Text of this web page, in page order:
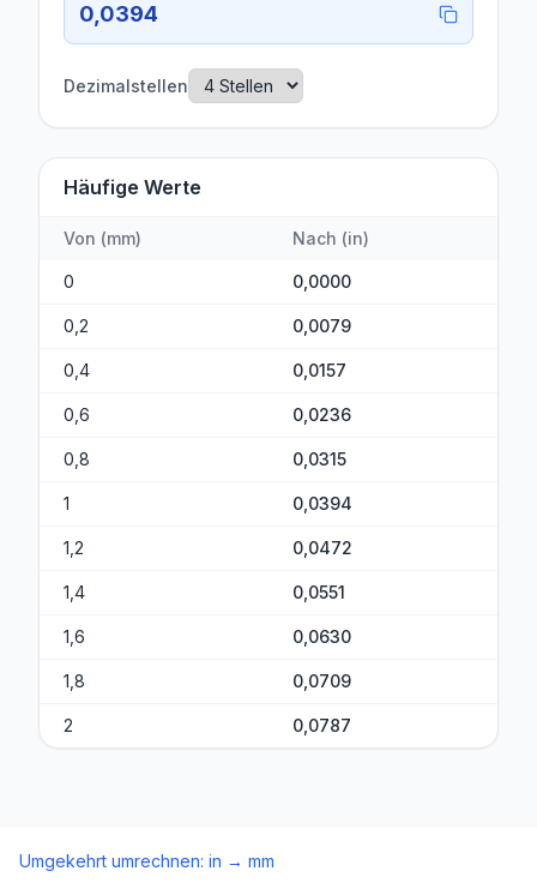
0,0394
Dezimalstellen
Häufige Werte
Von (mm) Nach (in)
0 0,0000
0,2 0,0079
0,4 0,0157
0,6 0,0236
0,8 0,0315
1 0,0394
1,2 0,0472
1,4 0,0551
1,6 0,0630
1,8 0,0709
2 0,0787
Umgekehrt umrechnen: in → mm